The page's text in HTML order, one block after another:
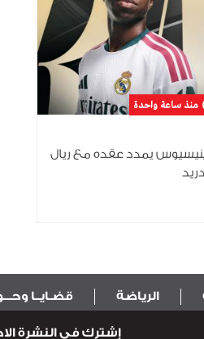
منذ ساعة واحدة
يمدد عقده مع ريال
الرياضة قضـايــا
إشترك في النشرة